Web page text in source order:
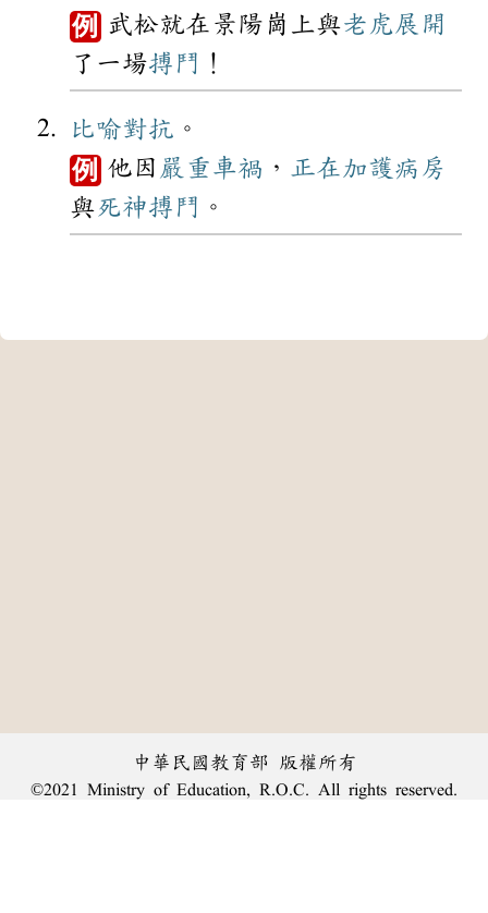
例 武松就在景陽崗上與老虎展開
了一場搏鬥 ！
比喻對抗 。
例 他因 嚴重車禍 ， 正在加護病房
與死神搏鬥 。
中華民國教育部 版權所有
©2021 Ministry of Education, R.O.C. All rights reserved.